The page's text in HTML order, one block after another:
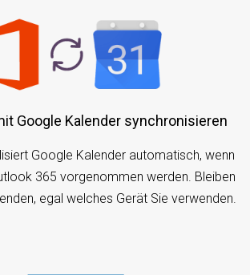
Google Kalender synchronisieren
Google Kalender automatisch, wenn
365 vorgenommen werden. Bleiben
egal welches Gerät Sie verwenden.